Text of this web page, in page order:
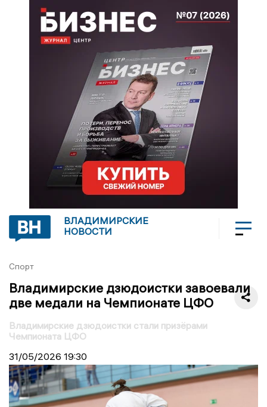
ВЛАДИМИРСКИЕ
НОВОСТИ
Спорт
Владимирские дзюдоистки завоевали
две медали на Чемпионате ЦФО
Владимирские дзюдоистки стали призёрами
Чемпионата ЦФО
31/05/2026 19:30